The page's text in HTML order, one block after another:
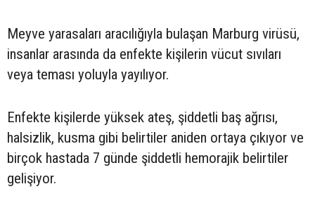
Meyve yarasaları aracılığıyla bulaşan Marburg virüsü,
insanlar arasında da enfekte kişilerin vücut sıvıları
veya teması yoluyla yayılıyor.
Enfekte kişilerde yüksek ateş, şiddetli baş ağrısı,
halsizlik, kusma gibi belirtiler aniden ortaya çıkıyor ve
birçok hastada 7 günde şiddetli hemorajik belirtiler
gelişiyor.